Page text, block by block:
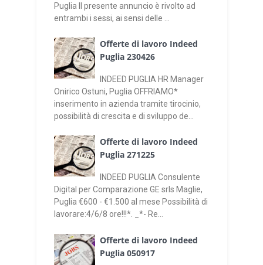
Puglia Il presente annuncio è rivolto ad
entrambi i sessi, ai sensi delle ...
Offerte di lavoro Indeed
Puglia 230426
INDEED PUGLIA HR Manager
Onirico Ostuni, Puglia OFFRIAMO*
inserimento in azienda tramite tirocinio,
possibilità di crescita e di sviluppo de...
Offerte di lavoro Indeed
Puglia 271225
INDEED PUGLIA Consulente
Digital per Comparazione GE srls Maglie,
Puglia €600 - €1.500 al mese Possibilità di
lavorare:4/6/8 ore!!!*. _*- Re...
Offerte di lavoro Indeed
Puglia 050917